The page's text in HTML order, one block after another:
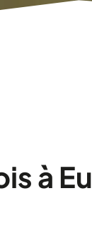
à Eu